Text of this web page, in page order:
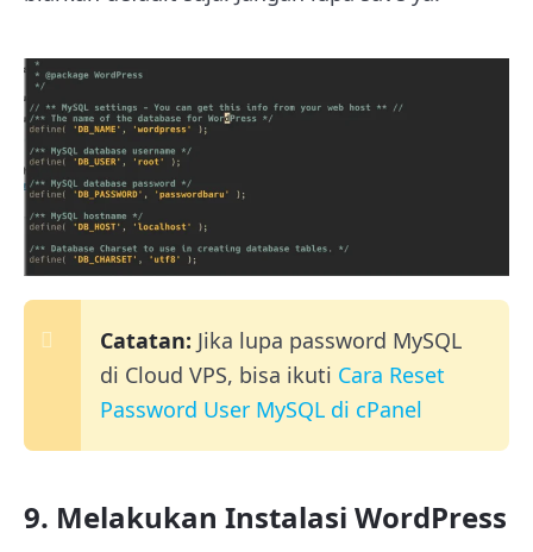
Catatan: Jika lupa password MySQL
di Cloud VPS, bisa ikuti Cara Reset
Password User MySQL di cPanel
9. Melakukan Instalasi WordPress